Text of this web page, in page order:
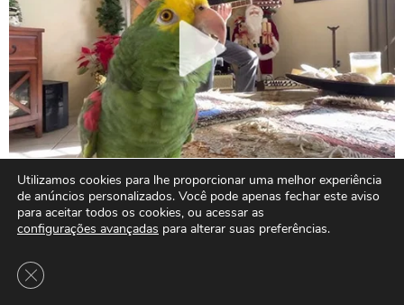
Utilizamos cookies para lhe proporcionar uma melhor experiência
de anúncios personalizados. Você pode apenas fechar este aviso
para aceitar todos os cookies, ou acessar as
configurações avançadas para alterar suas preferências.
Close GDPR Cookie Banner